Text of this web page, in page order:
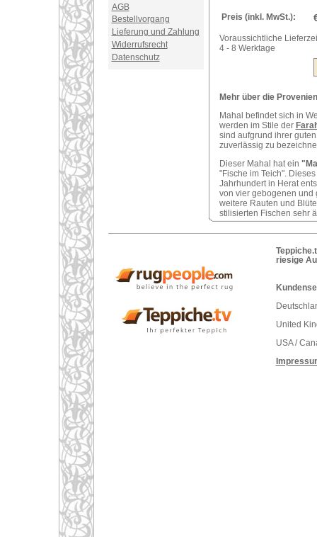
AGB
Bestellvorgang
Lieferung und Zahlung
Widerrufsrecht
Datenschutz
Preis (inkl. MwSt.):
Voraussichtliche
4 - 8 Werktage
Mehr über die
Mahal befindet sich in
werden im Stile der
sind aufgrund ihrer
zuverlässig zu
Dieser Mahal hat ein
"Fische im Teich".
Jahrhundert in Herat
von vier gebogenen und
weitere Rauten und
stilisierten Fischen sehr
riesige
United
USA /